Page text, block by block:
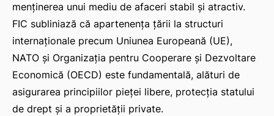
menținerea unui mediu de afaceri stabil și atractiv.
FIC subliniază că apartenența țării la structuri
internaționale precum Uniunea Europeană (UE),
NATO și Organizația pentru Cooperare și Dezvoltare
Economică (OECD) este fundamentală, alături de
asigurarea principiilor pieței libere, protecția statului
de drept și a proprietății private.